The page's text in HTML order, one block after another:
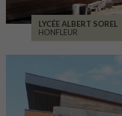
LYCÉE ALBERT SOREL
HONFLEUR